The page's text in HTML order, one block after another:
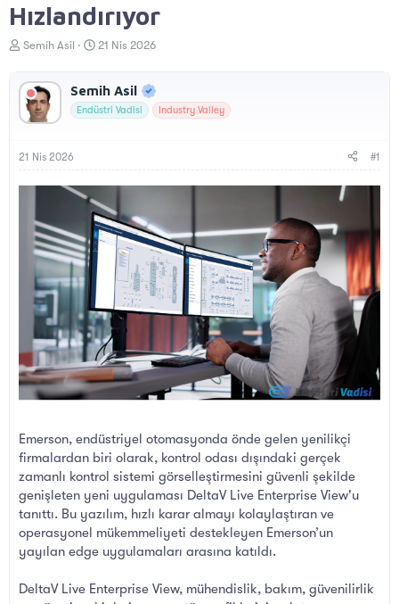
Hızlandırıyor
K
u
y
u
a
l
Semih Asil
B
l
a
t
a
r
i
h
i
21 Nis 2026
Semih Asil
Endüstri Vadisi Industry Valley
21 Nis 2026 #1
Emerson, endüstriyel otomasyonda önde gelen yenilikçi
firmalardan biri olarak, kontrol odası dışındaki gerçek
zamanlı kontrol sistemi görselleştirmesini güvenli şekilde
genişleten yeni uygulaması DeltaV Live Enterprise View'u
tanıttı. Bu yazılım, hızlı karar almayı kolaylaştıran ve
operasyonel mükemmeliyeti destekleyen Emerson’un
yayılan edge uygulamaları arasına katıldı.
DeltaV Live Enterprise View, mühendislik, bakım, güvenilirlik